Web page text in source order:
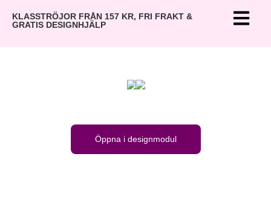
KLASSTRÖJOR FRÅN 157 KR, FRI FRAKT &
GRATIS DESIGNHJÄLP
Kärraskolan
9c
Öppna i designmodul